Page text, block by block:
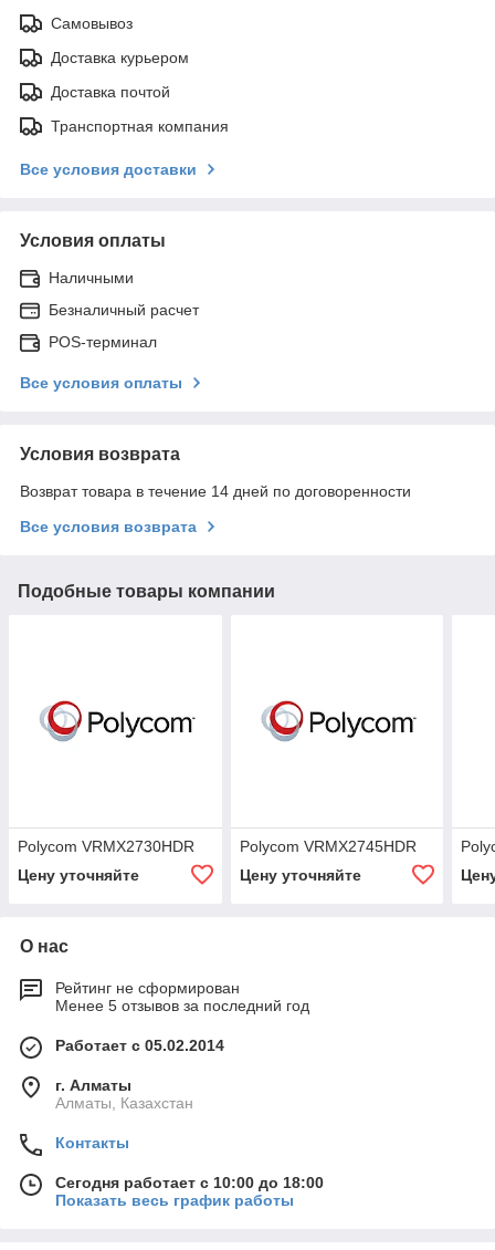
Самовывоз
Доставка курьером
Доставка почтой
Транспортная компания
Все условия доставки
Условия оплаты
Наличными
Безналичный расчет
POS-терминал
Все условия оплаты
Условия возврата
Возврат товара в течение 14 дней по договоренности
Все условия возврата
Подобные товары компании
Polycom VRMX2730HDR
Цену уточняйте
Polycom VRMX2745HDR
Цену уточняйте
О нас
Рейтинг не сформирован
Менее 5 отзывов за последний год
Работает с 05.02.2014
г. Алматы
Алматы, Казахстан
Контакты
Сегодня работает с 10:00 до 18:00
Показать весь график работы